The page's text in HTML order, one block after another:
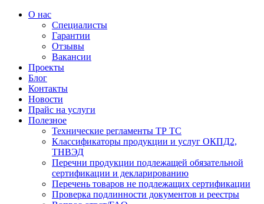
О нас
Специалисты
Гарантии
Отзывы
Вакансии
Проекты
Блог
Контакты
Новости
Прайс на услуги
Полезное
Технические регламенты ТР ТС
Классификаторы продукции и услуг ОКПД2,
ТНВЭД
Перечни продукции подлежащей обязательной
сертификации и декларированию
Перечень товаров не подлежащих сертификации
Проверка подлинности документов и реестры